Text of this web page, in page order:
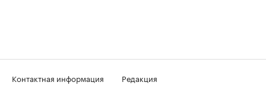
Контактная информация
Редакция